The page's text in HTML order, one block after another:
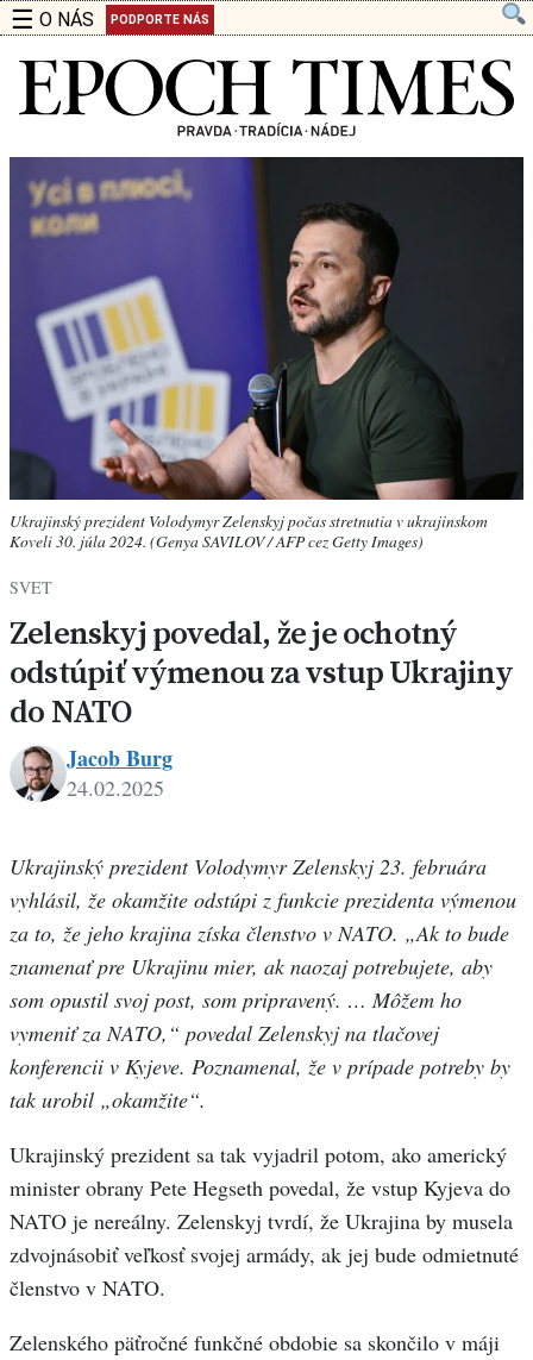
☰ O NÁS PODPORTE NÁS
Ukrajinský prezident Volodymyr Zelenskyj počas stretnutia v ukrajinskom
Koveli 30. júla 2024. (Genya SAVILOV / AFP cez Getty Images)
SVET
Zelenskyj povedal, že je ochotný
odstúpiť výmenou za vstup Ukrajiny
do NATO
Burg
Jacob Burg
24.02.2025
Ukrajinský prezident Volodymyr Zelenskyj 23. februára
vyhlásil, že okamžite odstúpi z funkcie prezidenta výmenou
za to, že jeho krajina získa členstvo v NATO. „Ak to bude
znamenať pre Ukrajinu mier, ak naozaj potrebujete, aby
som opustil svoj post, som pripravený. … Môžem ho
vymeniť za NATO,“ povedal Zelenskyj na tlačovej
konferencii v Kyjeve. Poznamenal, že v prípade potreby by
tak urobil „okamžite“.
Ukrajinský prezident sa tak vyjadril potom, ako americký
minister obrany Pete Hegseth povedal, že vstup Kyjeva do
NATO je nereálny. Zelenskyj tvrdí, že Ukrajina by musela
zdvojnásobiť veľkosť svojej armády, ak jej bude odmietnuté
členstvo v NATO.
Zelenského päťročné funkčné obdobie sa skončilo v máji